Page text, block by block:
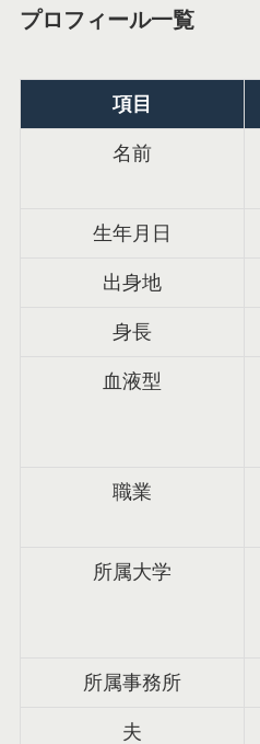
プロフィール一覧
項目
名前
生年月日
出身地
身長
血液型
職業
所属大学
所属事務所
夫